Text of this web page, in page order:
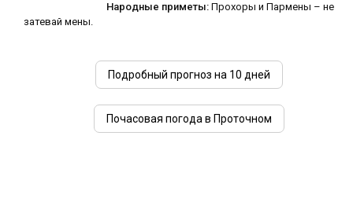
Народные приметы: Прохоры и Пармены – не
затевай мены.
Подробный прогноз на 10 дней
Почасовая погода в Проточном